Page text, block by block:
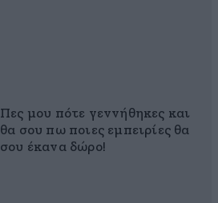
Πες μου πότε γεννήθηκες και
θα σου πω ποιες εμπειρίες θα
σου έκανα δώρο!